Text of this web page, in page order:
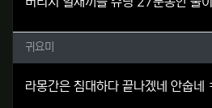
귀요미님의 댓글
귀요미
라몽간은 침대하다 끝나겠네 안숩네